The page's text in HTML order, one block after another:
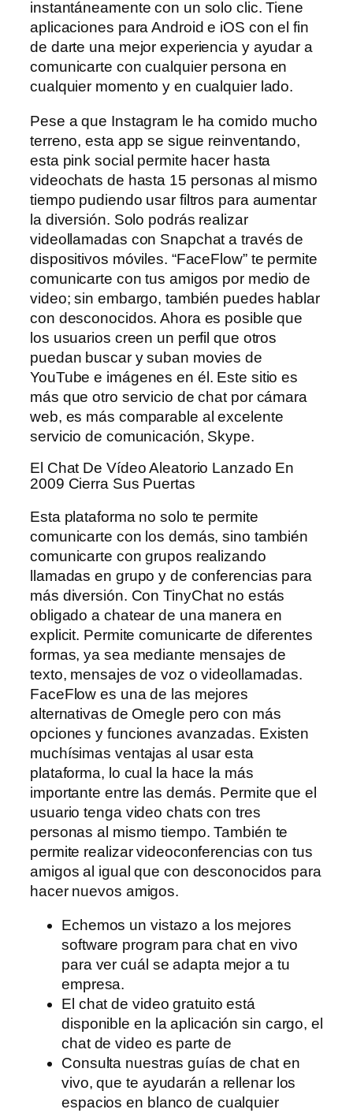
instantáneamente con un solo clic. Tiene
aplicaciones para Android e iOS con el fin
de darte una mejor experiencia y ayudar a
comunicarte con cualquier persona en
cualquier momento y en cualquier lado.
Pese a que Instagram le ha comido mucho
terreno, esta app se sigue reinventando,
esta pink social permite hacer hasta
videochats de hasta 15 personas al mismo
tiempo pudiendo usar filtros para aumentar
la diversión. Solo podrás realizar
videollamadas con Snapchat a través de
dispositivos móviles. “FaceFlow” te permite
comunicarte con tus amigos por medio de
video; sin embargo, también puedes hablar
con desconocidos. Ahora es posible que
los usuarios creen un perfil que otros
puedan buscar y suban movies de
YouTube e imágenes en él. Este sitio es
más que otro servicio de chat por cámara
web, es más comparable al excelente
servicio de comunicación, Skype.
El Chat De Vídeo Aleatorio Lanzado En
2009 Cierra Sus Puertas
Esta plataforma no solo te permite
comunicarte con los demás, sino también
comunicarte con grupos realizando
llamadas en grupo y de conferencias para
más diversión. Con TinyChat no estás
obligado a chatear de una manera en
explicit. Permite comunicarte de diferentes
formas, ya sea mediante mensajes de
texto, mensajes de voz o videollamadas.
FaceFlow es una de las mejores
alternativas de Omegle pero con más
opciones y funciones avanzadas. Existen
muchísimas ventajas al usar esta
plataforma, lo cual la hace la más
importante entre las demás. Permite que el
usuario tenga video chats con tres
personas al mismo tiempo. También te
permite realizar videoconferencias con tus
amigos al igual que con desconocidos para
hacer nuevos amigos.
Echemos un vistazo a los mejores
software program para chat en vivo
para ver cuál se adapta mejor a tu
empresa.
El chat de video gratuito está
disponible en la aplicación sin cargo, el
chat de video es parte de
Consulta nuestras guías de chat en
vivo, que te ayudarán a rellenar los
espacios en blanco de cualquier